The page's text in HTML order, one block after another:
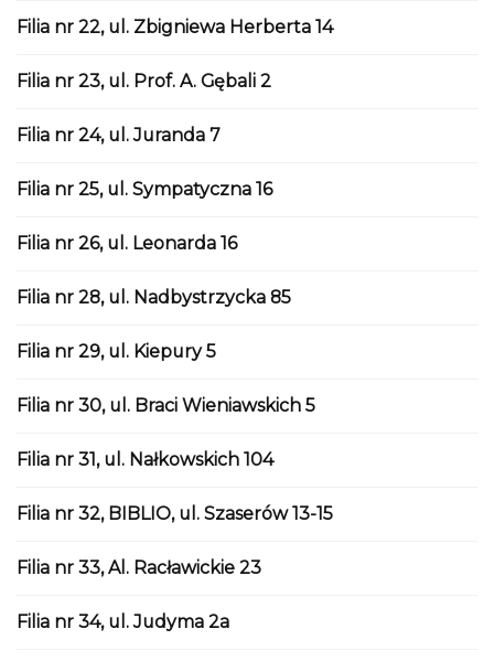
Filia nr 22, ul. Zbigniewa Herberta 14
Filia nr 23, ul. Prof. A. Gębali 2
Filia nr 24, ul. Juranda 7
Filia nr 25, ul. Sympatyczna 16
Filia nr 26, ul. Leonarda 16
Filia nr 28, ul. Nadbystrzycka 85
Filia nr 29, ul. Kiepury 5
Filia nr 30, ul. Braci Wieniawskich 5
Filia nr 31, ul. Nałkowskich 104
Filia nr 32, BIBLIO, ul. Szaserów 13-15
Filia nr 33, Al. Racławickie 23
Filia nr 34, ul. Judyma 2a